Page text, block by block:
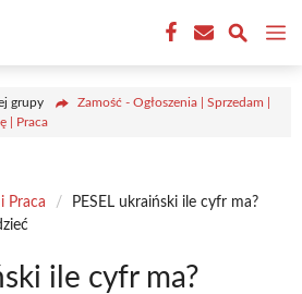
grupy
Zamość - Ogłoszenia | Sprzedam |
| Praca
Praca /
PESEL ukraiński ile cyfr ma?
ile cyfr ma?